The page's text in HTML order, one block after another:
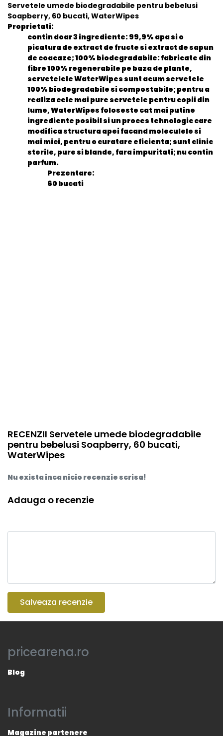
Servetele umede biodegradabile pentru bebelusi
Soapberry, 60 bucati, WaterWipes
Proprietati:
contin doar 3 ingrediente: 99,9% apa si o
picatura de extract de fructe si extract de sapun
de coacaze; 100% biodegradabile: fabricate din
fibre 100% regenerabile pe baza de plante,
servetelele WaterWipes sunt acum servetele
100% biodegradabile si compostabile; pentru a
realiza cele mai pure servetele pentru copii din
lume, WaterWipes foloseste cat mai putine
ingrediente posibil si un proces tehnologic care
modifica structura apei facand moleculele si
mai mici, pentru o curatare eficienta; sunt clinic
sterile, pure si blande, fara impuritati; nu contin
parfum.
Prezentare:
60 bucati
RECENZII Servetele umede biodegradabile
pentru bebelusi Soapberry, 60 bucati,
WaterWipes
Nu exista inca nicio recenzie scrisa!
Adauga o recenzie
Salveaza recenzie
pricearena.ro
Blog
Informatii
Magazine partenere